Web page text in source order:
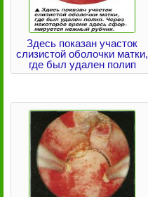
Здесь показан участок
слизистой оболочки матки,
где был удален полип